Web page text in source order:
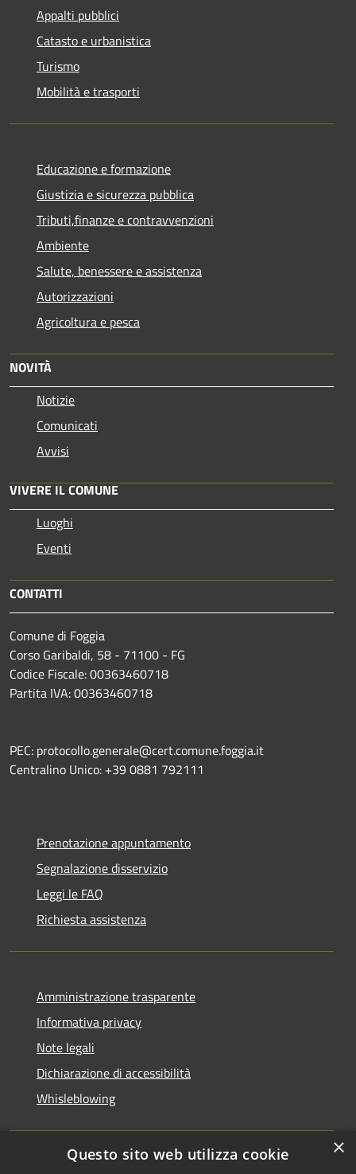
Appalti pubblici
Catasto e urbanistica
Turismo
Mobilità e trasporti
Educazione e formazione
Giustizia e sicurezza pubblica
Tributi,finanze e contravvenzioni
Ambiente
Salute, benessere e assistenza
Autorizzazioni
Agricoltura e pesca
NOVITÀ
Notizie
Comunicati
Avvisi
VIVERE IL COMUNE
Luoghi
Eventi
CONTATTI
Comune di Foggia
Corso Garibaldi, 58 - 71100 - FG
Codice Fiscale: 00363460718
Partita IVA: 00363460718
PEC: protocollo.generale@cert.comune.foggia.it
Centralino Unico: +39 0881 792111
Prenotazione appuntamento
Segnalazione disservizio
Leggi le FAQ
Richiesta assistenza
Amministrazione trasparente
Informativa privacy
Note legali
Dichiarazione di accessibilità
Whisleblowing
×
Questo sito web utilizza cookie